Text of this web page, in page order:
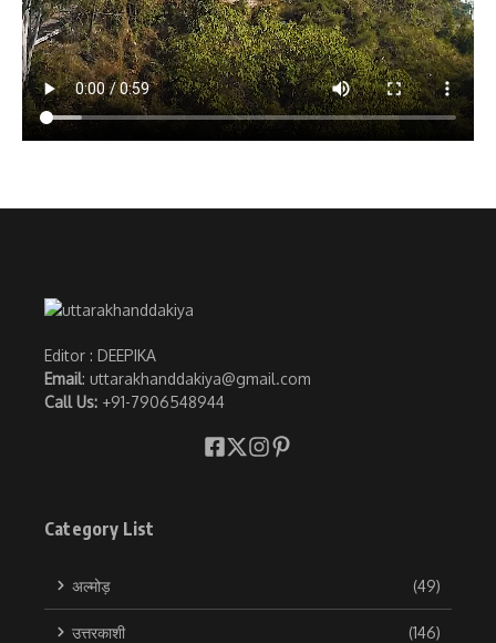
Editor : DEEPIKA
Email: uttarakhanddakiya@gmail.com
Call Us: +91-7906548944
Category List
अल्मोड़ (49)
उत्तरकाशी (146)